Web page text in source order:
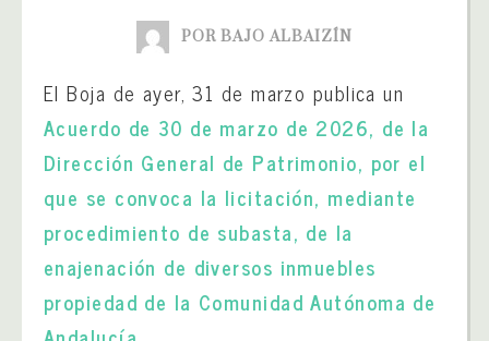
POR BAJO ALBAIZÍN
El Boja de ayer, 31 de marzo publica un
Acuerdo de 30 de marzo de 2026, de la
Dirección General de Patrimonio, por el
que se convoca la licitación, mediante
procedimiento de subasta, de la
enajenación de diversos inmuebles
propiedad de la Comunidad Autónoma de